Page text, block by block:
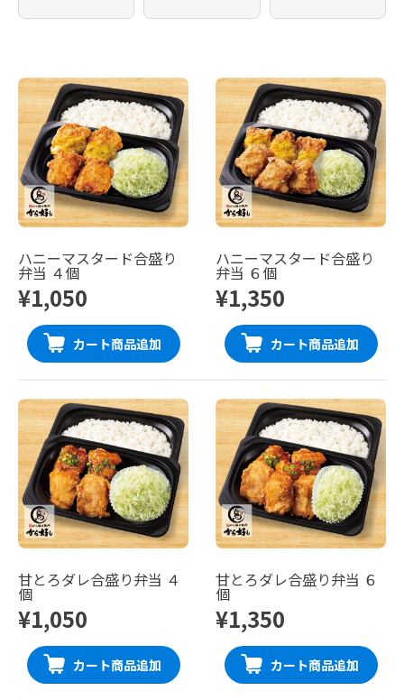
ハニーマスタード合盛り
弁当 ４個
¥1,050
カート商品追加
ハニーマスタード合盛り
弁当 ６個
¥1,350
カート商品追加
甘とろダレ合盛り弁当 ４
個
¥1,050
カート商品追加
甘とろダレ合盛り弁当 ６
個
¥1,350
カート商品追加